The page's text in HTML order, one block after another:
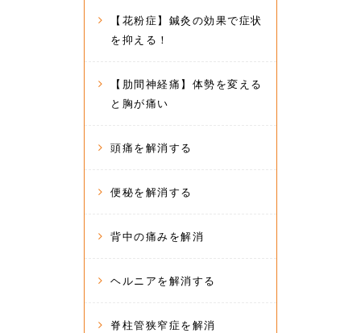
【花粉症】鍼灸の効果で症状
を抑える！
【肋間神経痛】体勢を変える
と胸が痛い
頭痛を解消する
便秘を解消する
背中の痛みを解消
ヘルニアを解消する
脊柱管狭窄症を解消